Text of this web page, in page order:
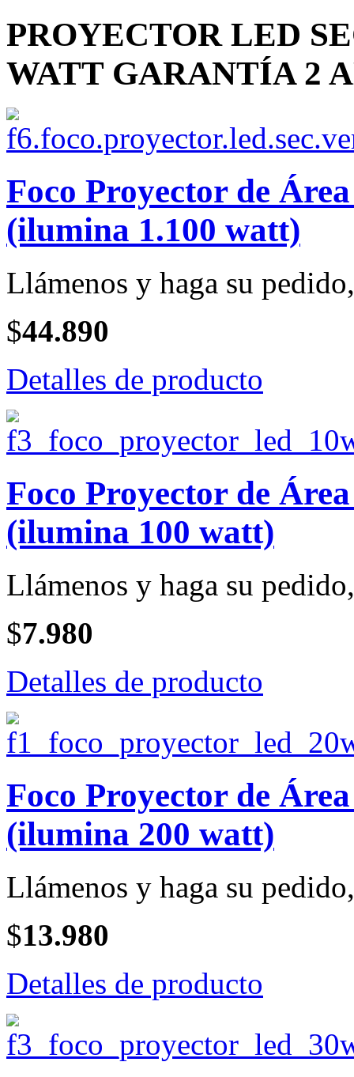
PROYECTOR LED
WATT GARANTÍA 2
Foco Proyector de
(ilumina 1.100 watt)
Llámenos y haga su
$44.890
Detalles de producto
Foco Proyector de
(ilumina 100 watt)
Llámenos y haga su
$7.980
Detalles de producto
Foco Proyector de
(ilumina 200 watt)
Llámenos y haga su
$13.980
Detalles de producto